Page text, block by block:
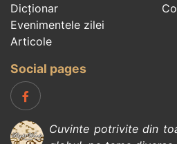
Dicționar
Evenimentele zilei
Articole
Social pages
Cuvinte potrivite din